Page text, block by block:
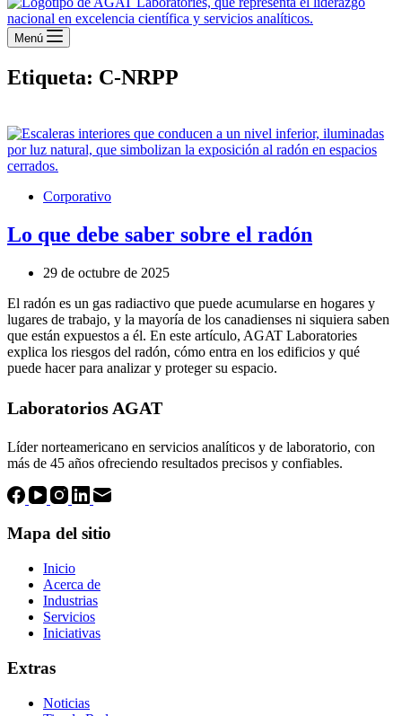
Menú
Etiqueta: C-NRPP
Corporativo
Lo que debe saber sobre el radón
29 de octubre de 2025
El radón es un gas radiactivo que puede acumularse en hogares y
lugares de trabajo, y la mayoría de los canadienses ni siquiera saben
que están expuestos a él. En este artículo, AGAT Laboratories
explica los riesgos del radón, cómo entra en los edificios y qué
puede hacer para analizar y proteger su espacio.
Laboratorios AGAT
Líder norteamericano en servicios analíticos y de laboratorio, con
más de 45 años ofreciendo resultados precisos y confiables.
Mapa del sitio
Inicio
Acerca de
Industrias
Servicios
Iniciativas
Extras
Noticias